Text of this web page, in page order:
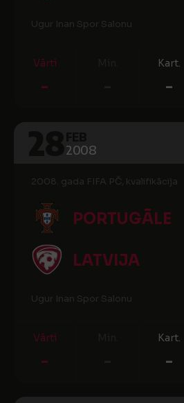
Ugur Inan Spor Salonu
Vārti
-
Kart.
-
2008
2008. gada FIFA PČ, kvalifikācija
PORTUGĀLE
LATVIJA
Ugur Inan Spor Salonu
Vārti
-
Kart.
-